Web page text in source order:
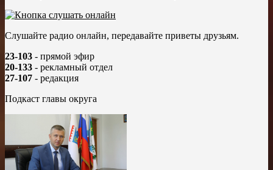
Слушайте радио онлайн, передавайте приветы друзьям.
23-103 - прямой эфир
20-133 - рекламный отдел
27-107 - редакция
Подкаст главы округа